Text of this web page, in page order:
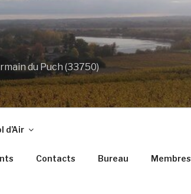
du Puch (33750)
d’Air
Contacts Bureau Membres